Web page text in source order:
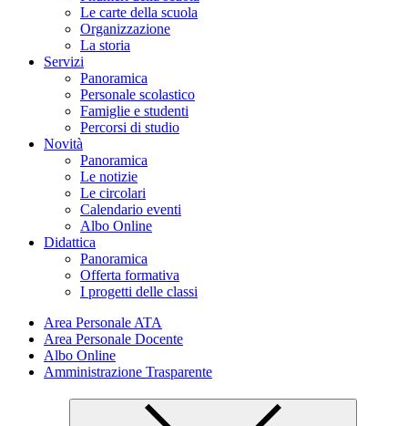
Le carte della scuola
Organizzazione
La storia
Servizi
Panoramica
Personale scolastico
Famiglie e studenti
Percorsi di studio
Novità
Panoramica
Le notizie
Le circolari
Calendario eventi
Albo Online
Didattica
Panoramica
Offerta formativa
I progetti delle classi
Area Personale ATA
Area Personale Docente
Albo Online
Amministrazione Trasparente